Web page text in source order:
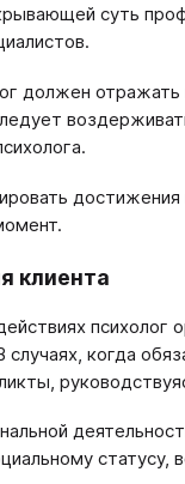
суть
должен
клиента
психолог
когда